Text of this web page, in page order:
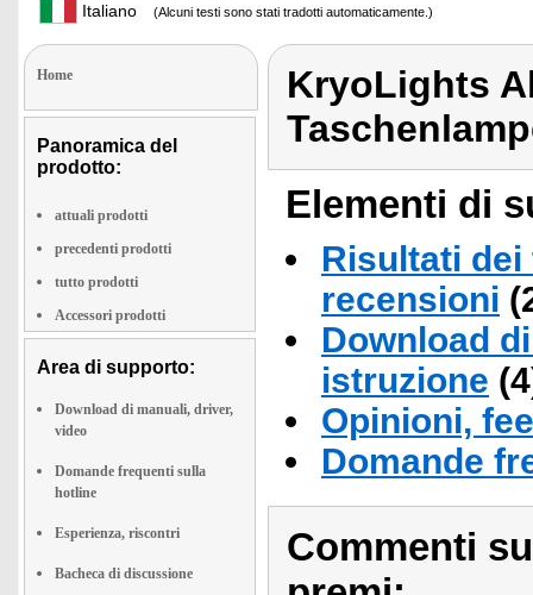
Italiano (Alcuni testi sono stati tradotti automaticamente.)
Home
Panoramica del
prodotto:
attuali prodotti
precedenti prodotti
tutto prodotti
Accessori prodotti
Area di supporto:
Download di manuali, driver,
video
Domande frequenti sulla
hotline
Esperienza, riscontri
Bacheca di discussione
KryoLights
Elementi di
Risultati
recensioni
Download
istruzione
Opinioni,
Domande
Commenti